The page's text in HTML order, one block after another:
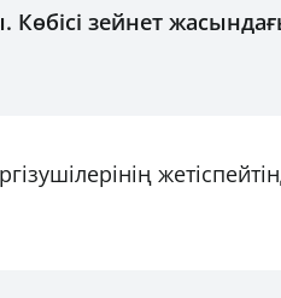
Көбісі зейнет